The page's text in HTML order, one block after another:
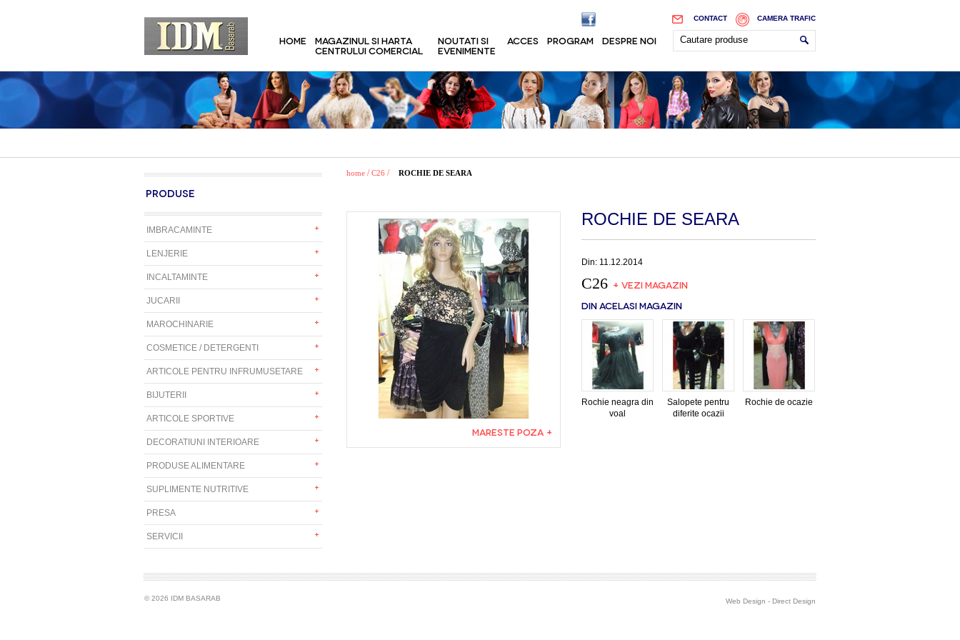
CAMERA TRAFIC
CONTACT
HOME
MAGAZINUL SI HARTA
CENTRULUI COMERCIAL
NOUTATI SI
EVENIMENTE
ACCES PROGRAM DESPRE NOI
PRODUSE
IMBRACAMINTE
LENJERIE
INCALTAMINTE
JUCARII
MAROCHINARIE
COSMETICE / DETERGENTI
ARTICOLE PENTRU INFRUMUSETARE
BIJUTERII
ARTICOLE SPORTIVE
DECORATIUNI INTERIOARE
PRODUSE ALIMENTARE
SUPLIMENTE NUTRITIVE
PRESA
SERVICII
home / C26 / ROCHIE DE SEARA
MARESTE POZA +
ROCHIE DE SEARA
Din: 11.12.2014
C26 + VEZI MAGAZIN
DIN ACELASI MAGAZIN
Rochie neagra din
voal
Salopete pentru
diferite ocazii
Rochie de ocazie
© 2026 IDM BASARAB Web Design - Direct Design